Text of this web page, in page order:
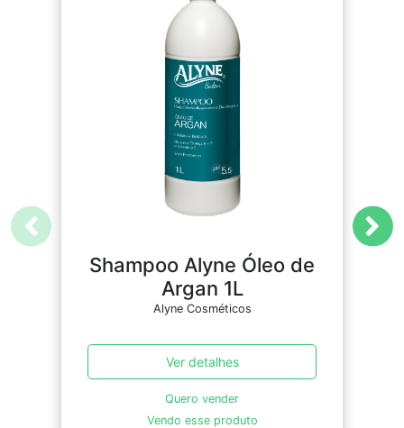
Shampoo Alyne Óleo de
Argan 1L
Alyne Cosméticos
Ver detalhes
Quero vender
Vendo esse produto